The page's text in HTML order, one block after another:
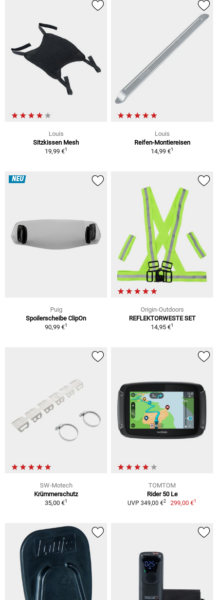
Louis
Sitzkissen Mesh
19,99 €1
Louis
Reifen-Montiereisen
14,99 €1
NEU
Puig
Spoilerscheibe ClipOn
90,99 €1
Origin-Outdoors
REFLEKTORWESTE SET
14,95 €1
SW-Motech
Krümmerschutz
35,00 €1
TOMTOM
Rider 50 Le
UVP 349,00 €2 299,00 €1